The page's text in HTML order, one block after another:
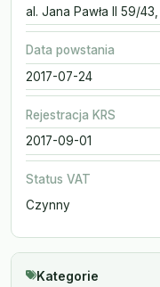
al. Jana Pawła II 59/
Data powstania
2017-07-24
Rejestracja KRS
2017-09-01
Status VAT
Czynny
Kategorie